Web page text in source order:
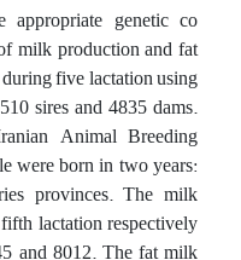
genetic co
milk production and fat
five lactation using
sires and 4835 dams.
Animal Breeding
were born in two years:
provinces. The milk
lactation respectively
and 8012. The fat milk